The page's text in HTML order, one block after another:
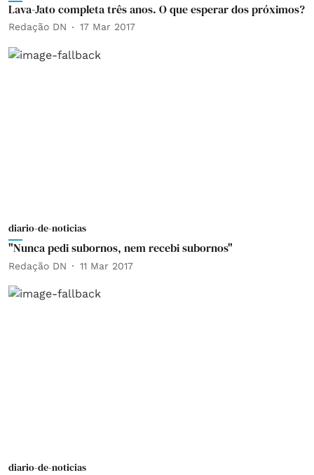
Lava-Jato completa três anos. O que esperar dos próximos?
Redação DN 17 Mar 2017
diario-de-noticias
"Nunca pedi subornos, nem recebi subornos"
Redação DN 11 Mar 2017
diario-de-noticias